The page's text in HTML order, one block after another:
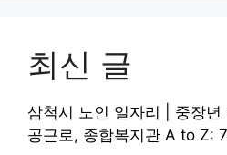
최신 글
삼척시 노인 일자리 | 중장
공근로, 종합복지관 A to Z: